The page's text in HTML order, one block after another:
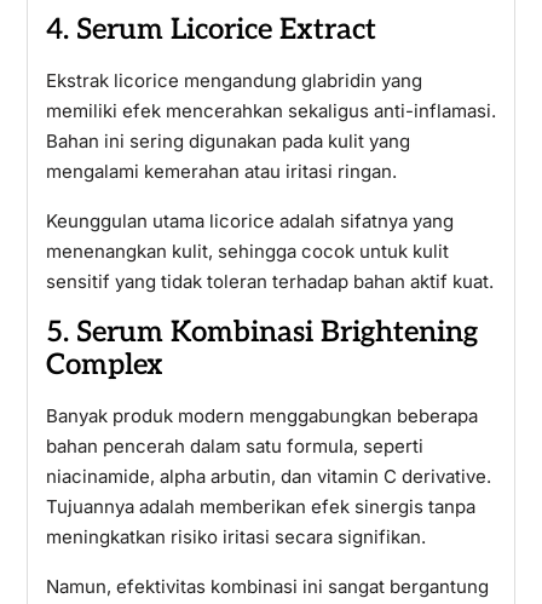
4. Serum Licorice Extract
Ekstrak licorice mengandung glabridin yang
memiliki efek mencerahkan sekaligus anti-inflamasi.
Bahan ini sering digunakan pada kulit yang
mengalami kemerahan atau iritasi ringan.
Keunggulan utama licorice adalah sifatnya yang
menenangkan kulit, sehingga cocok untuk kulit
sensitif yang tidak toleran terhadap bahan aktif kuat.
5. Serum Kombinasi Brightening
Complex
Banyak produk modern menggabungkan beberapa
bahan pencerah dalam satu formula, seperti
niacinamide, alpha arbutin, dan vitamin C derivative.
Tujuannya adalah memberikan efek sinergis tanpa
meningkatkan risiko iritasi secara signifikan.
Namun, efektivitas kombinasi ini sangat bergantung